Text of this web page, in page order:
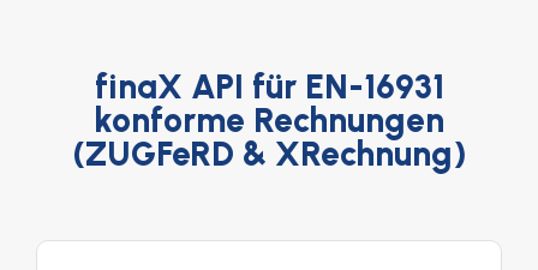
finaX API für EN-16931
konforme Rechnungen
(ZUGFeRD & XRechnung)